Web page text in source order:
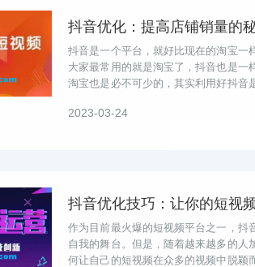
抖音优化：提高店铺销量的
抖音是一个平台，就好比现在的淘宝一
大家最常用的就是淘宝了，抖音也是一
淘宝也是必不可少的，其实利用好抖音
2023-03-24
抖音优化技巧：让你的短视
作为目前最火爆的短视频平台之一，抖
自我的舞台。但是，随着越来越多的人
何让自己的短视频在众多的视频中脱颖